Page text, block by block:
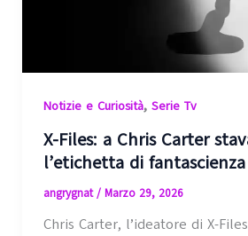
Notizie e Curiosità, Serie Tv
X-Files: a Chris Carter
l’etichetta di fantascienza
angrygnat/ Marzo 29, 2026
Chris Carter, l’ideatore di X-